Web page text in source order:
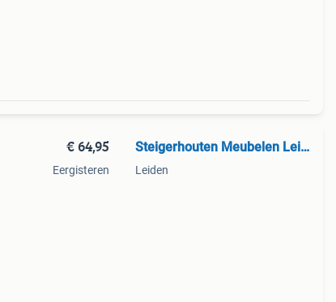
€ 64,95
Eergisteren
Steigerhouten Meubelen Leiden
Leiden